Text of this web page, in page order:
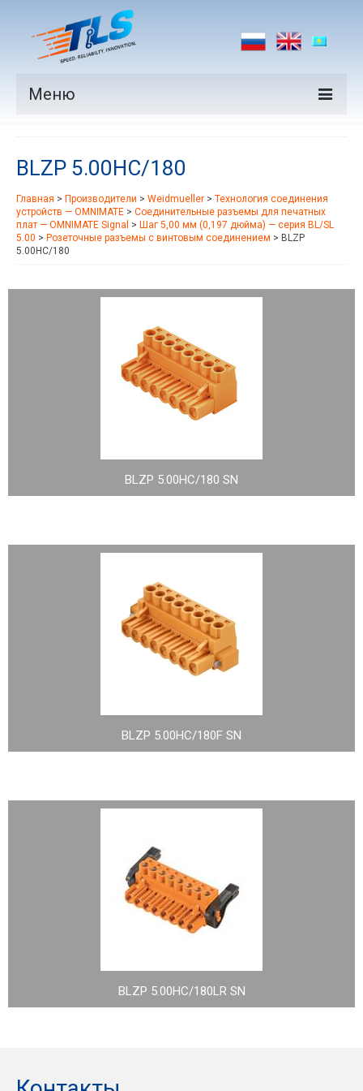
Меню
Производители
Рынки
Новости
BLZP 5.00HC/180
Главная > Производители > Weidmueller > Технология соединения
устройств — OMNIMATE > Соединительные разъемы для печатных
плат — OMNIMATE Signal > Шаг 5,00 мм (0,197 дюйма) — серия BL/SL
5.00 > Розеточные разъемы с винтовым соединением > BLZP
5.00HC/180
BLZP 5.00HC/180 SN
BLZP 5.00HC/180F SN
BLZP 5.00HC/180LR SN